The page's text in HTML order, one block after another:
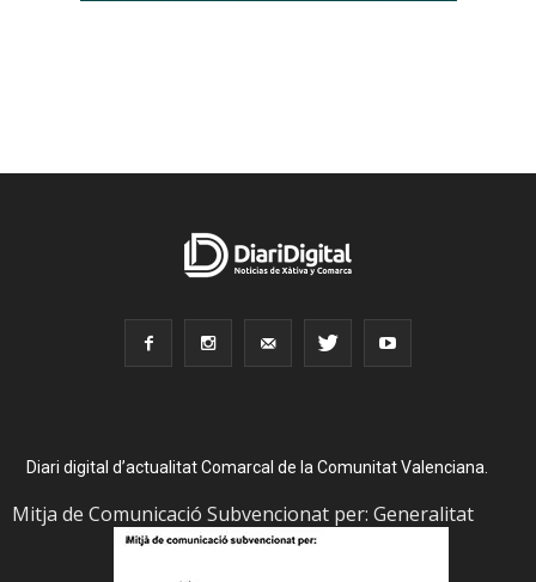
Diari digital d’actualitat Comarcal de la Comunitat Valenciana.
Mitja de Comunicació Subvencionat per: Generalitat